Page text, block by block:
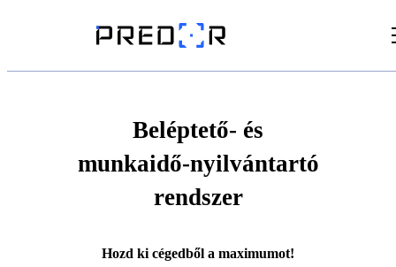
Videók
Dokumentumtár
Beléptető- és
munkaidő-nyilvántartó
rendszer
Hozd ki cégedből a maximumot!